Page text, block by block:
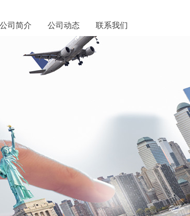
公司简介 公司动态 联系我们